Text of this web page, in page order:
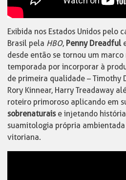
Exibida nos Estados Unidos pelo
Brasil pela HBO, Penny Dreadful
desde então se tornou um
temporada por incorporar à
de primeira qualidade – Timothy
Rory Kinnear, Harry Treadaway
roteiro primoroso aplicando em
sobrenaturaise injetando
sua mitologia própria
vitoriana.